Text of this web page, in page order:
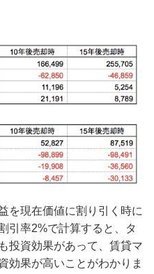
を現在価値に割り引く時に
引率2%で計算すると、タ
投資効果があって、賃貸マ
効果が高いことがわかりま